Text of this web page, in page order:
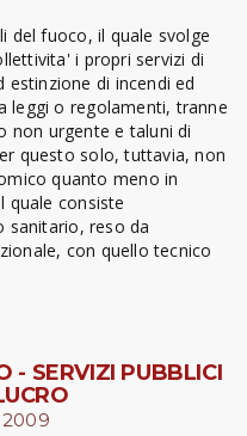
del fuoco, il quale svolge
i propri servizi di
estinzione di incendi ed
leggi o regolamenti, tranne
non urgente e taluni di
questo solo, tuttavia, non
quanto meno in
quale consiste
sanitario, reso da
con quello tecnico
- SERVIZI PUBBLICI
2009